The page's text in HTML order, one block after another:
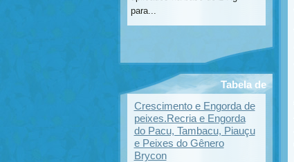
para...
Tabela de
crescimento , e
informaçoes de
engorda.
Crescimento e Engorda de
peixes.Recria e Engorda
do Pacu, Tambacu, Piauçu
e Peixes do Gênero
Brycon